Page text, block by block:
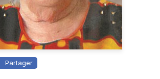
Partager